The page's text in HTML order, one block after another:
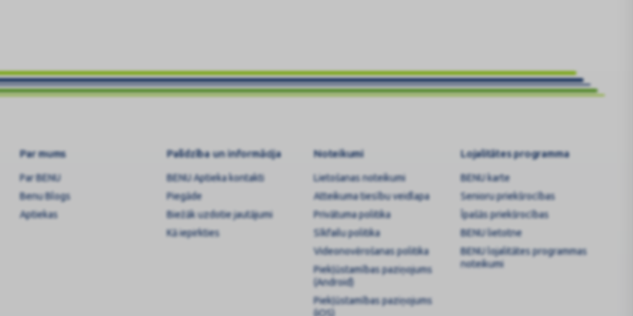
Par mums
Par BENU
Benu Blogs
Aptiekas
Palīdzība un informācija
BENU Aptieka kontakti
Piegāde
Biežāk uzdotie jautājumi
Kā iepirkties
Noteikumi
Lietošanas noteikumi
Atteikuma tiesību veidlapa
Privātuma politika
Sīkfailu politika
Videonovērošanas politika
Piekļūstamības paziņojums
(Android)
Piekļūstamības paziņojums
(iOS)
Lojalitātes programma
BENU karte
Senioru priekšrocības
Īpašās priekšrocības
BENU lietotne
BENU lojalitātes programmas
noteikumi